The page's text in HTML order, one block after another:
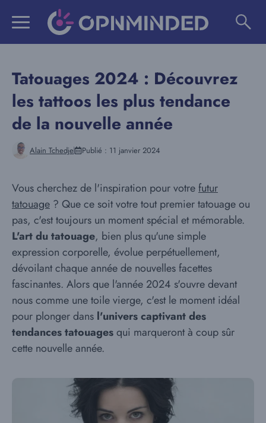
Tatouages 2024 : Découvrez
les tattoos les plus tendance
de la nouvelle année
Alain Tchedje Publié : 11 janvier 2024
Vous cherchez de l'inspiration pour votrefutur
tatouage ? Que ce soit votre tout premier tatouage ou
pas, c'est toujours un moment spécial et mémorable.
L'art du tatouage, bien plus qu'une simple
expression corporelle, évolue perpétuellement,
dévoilant chaque année de nouvelles facettes
fascinantes. Alors que l'année 2024 s'ouvre devant
nous comme une toile vierge, c'est le moment idéal
pour plonger dans l'univers captivant des
tendances tatouagesqui marqueront à coup sûr
cette nouvelle année.